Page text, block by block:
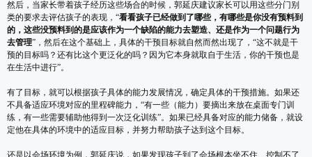
然后，当家长带着孩子经历这些场合的时候，郭延庆建议家长可以用这些分门别
类的要求去评估孩子的表现，“看看孩子已经做到了哪些，有哪些是你没有预料到
的，这些没预料到的是应该作为一个缺陷的能力去塑造、还是作为一个问题行为
去管理”，然后在这个基础上，具体的干预目标就自然而然出现了，“这不就是干
预的目标吗？还有比这个更泛化的吗？因为它本身就取自于生活，你的干预也是
在生活中进行”。
有了目标，就可以根据孩子具体的能力发展情况，确定具体的干预措施。如果还
不具备适应环境对应的里程碑能力，“有一些（能力）要摘出来放在桌面专门训
练，有一些需要辅助他得到一次泛化训练”。如果已经具备对应的能力储备，就设
定他在具体的环境中的适应目标，并努力帮助孩子达到这个目标。